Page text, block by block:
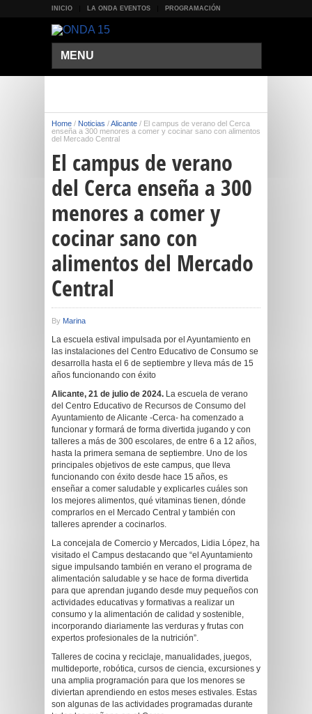
INICIO LA ONDA EVENTOS PROGRAMACIÓN
MENU
Home / Noticias /Alicante / El campus de verano del Cerca
enseña a 300 menores a comer y cocinar sano con alimentos
del Mercado Central
El campus de verano
del Cerca enseña a 300
menores a comer y
cocinar sano con
alimentos del Mercado
Central
By Marina
La escuela estival impulsada por el Ayuntamiento en
las instalaciones del Centro Educativo de Consumo se
desarrolla hasta el 6 de septiembre y lleva más de 15
años funcionando con éxito
Alicante, 21 de julio de 2024. La escuela de verano
del Centro Educativo de Recursos de Consumo del
Ayuntamiento de Alicante -Cerca- ha comenzado a
funcionar y formará de forma divertida jugando y con
talleres a más de 300 escolares, de entre 6 a 12 años,
hasta la primera semana de septiembre. Uno de los
principales objetivos de este campus, que lleva
funcionando con éxito desde hace 15 años, es
enseñar a comer saludable y explicarles cuáles son
los mejores alimentos, qué vitaminas tienen, dónde
comprarlos en el Mercado Central y también con
talleres aprender a cocinarlos.
La concejala de Comercio y Mercados, Lidia López, ha
visitado el Campus destacando que “el Ayuntamiento
sigue impulsando también en verano el programa de
alimentación saludable y se hace de forma divertida
para que aprendan jugando desde muy pequeños con
actividades educativas y formativas a realizar un
consumo y la alimentación de calidad y sostenible,
incorporando diariamente las verduras y frutas con
expertos profesionales de la nutrición”.
Talleres de cocina y reciclaje, manualidades, juegos,
multideporte, robótica, cursos de ciencia, excursiones y
una amplia programación para que los menores se
diviertan aprendiendo en estos meses estivales. Estas
son algunas de las actividades programadas durante